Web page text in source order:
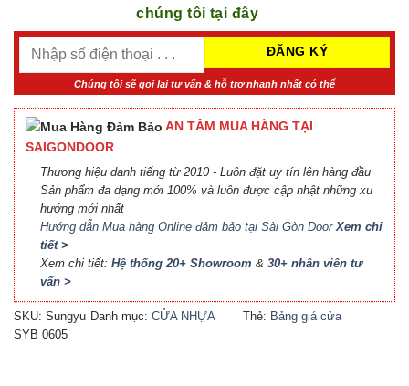
chúng tôi tại đây
Chúng tôi sẽ gọi lại tư vấn & hỗ trợ nhanh nhất có thể
AN TÂM MUA HÀNG TẠI
SAIGONDOOR
Thương hiệu danh tiếng từ 2010 - Luôn đặt uy tín lên hàng đầu
Sản phẩm đa dạng mới 100% và luôn được cập nhật những xu
hướng mới nhất
Hướng dẫn Mua hàng Online đảm bảo tại Sài Gòn DoorXem chi
tiết >
Xem chi tiết: Hệ thống 20+ Showroom & 30+ nhân viên tư
vấn >
SKU: Sungyu
SYB 0605
Danh mục: CỬA NHỰA
Thẻ: Bảng giá cửa
nhựa Composite,Cửa nhựa